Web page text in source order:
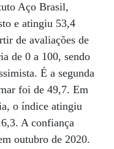
Aço Brasil,
e atingiu 53,4
de avaliações de
de 0 a 100, sendo
É a segunda
foi de 49,7. Em
o índice atingiu
A confiança
outubro de 2020.